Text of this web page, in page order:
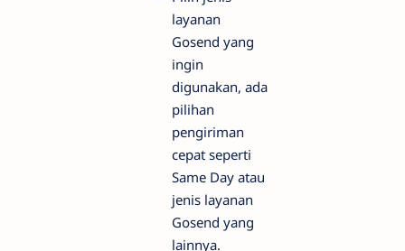
layanan
Gosend yang
ingin
digunakan, ada
pilihan
pengiriman
cepat seperti
Same Day atau
jenis layanan
Gosend yang
lainnya.